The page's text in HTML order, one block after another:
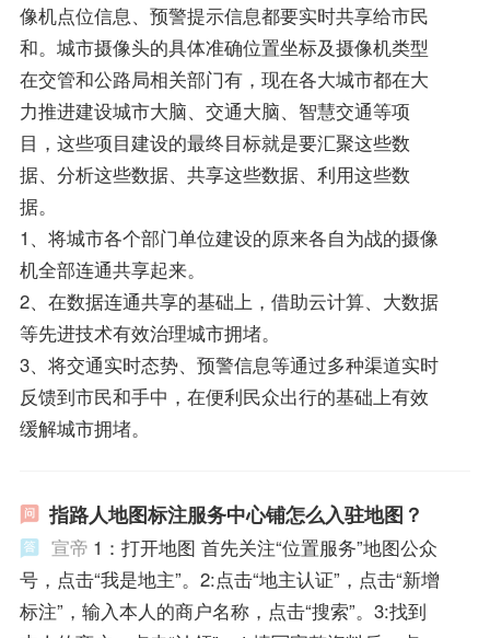
像机点位信息、预警提示信息都要实时共享给市民
和。城市摄像头的具体准确位置坐标及摄像机类型
在交管和公路局相关部门有，现在各大城市都在大
力推进建设城市大脑、交通大脑、智慧交通等项
目，这些项目建设的最终目标就是要汇聚这些数
据、分析这些数据、共享这些数据、利用这些数
据。
1、将城市各个部门单位建设的原来各自为战的摄像
机全部连通共享起来。
2、在数据连通共享的基础上，借助云计算、大数据
等先进技术有效治理城市拥堵。
3、将交通实时态势、预警信息等通过多种渠道实时
反馈到市民和手中，在便利民众出行的基础上有效
缓解城市拥堵。
指路人地图标注服务中心铺怎么入驻地图？
宣帝 1：打开地图 首先关注“位置服务”地图公众
号，点击“我是地主”。2:点击“地主认证”，点击“新增
标注”，输入本人的商户名称，点击“搜索”。3:找到